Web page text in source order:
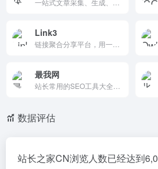
Link3
最我网
数据评估
站长之家CN浏览人数已经达到